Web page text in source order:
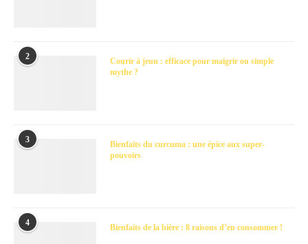
2
Courir à jeun : efficace pour maigrir ou simple
mythe ?
3
Bienfaits du curcuma : une épice aux super-
pouvoirs
4 Bienfaits de la bière : 8 raisons d’en consommer !